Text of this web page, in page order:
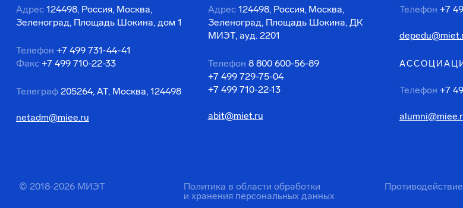
Адрес 124498, Россия, Москва,
Зеленоград, Площадь Шокина, дом 1
Телефон +7 499 731-44-41
Факс +7 499 710-22-33
Телеграф 205264, АТ, Москва, 124498
netadm@miee.ru
Адрес 124498, Россия, Москва,
Зеленоград, Площадь Шокина, ДК
МИЭТ, ауд. 2201
Телефон 8 800 600-56-89
+7 499 729-75-04
+7 499 710-22-13
abit@miet.ru
Телефон +7
Телефон +7
© 2018-2026 МИЭТ
Политика в области обработки
и хранения персональных данных